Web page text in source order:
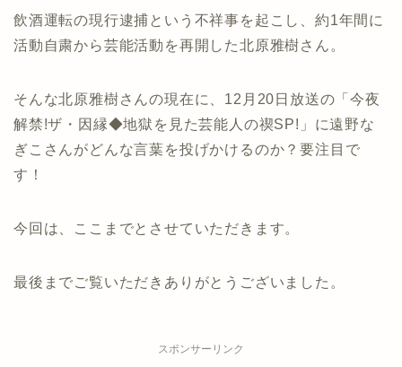
飲酒運転の現行逮捕という不祥事を起こし、約1年間に
活動自粛から芸能活動を再開した北原雅樹さん。
そんな北原雅樹さんの現在に、12月20日放送の「今夜
解禁!ザ・因縁◆地獄を見た芸能人の禊SP!」に遠野な
ぎこさんがどんな言葉を投げかけるのか？要注目で
す！
今回は、ここまでとさせていただきます。
最後までご覧いただきありがとうございました。
スポンサーリンク